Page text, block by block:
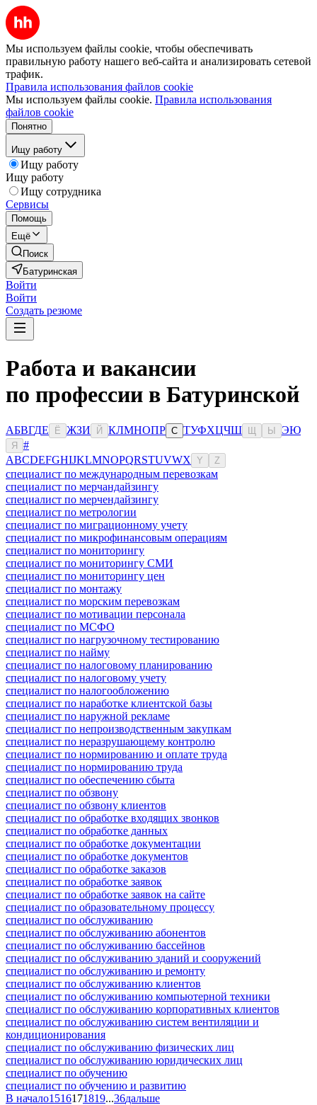
Мы используем файлы cookie, чтобы обеспечивать
правильную работу нашего веб-сайта и анализировать сетевой
трафик.
Правила использования файлов cookie
Мы используем файлы cookie. Правила использования
файлов cookie
Понятно
Ищу работу
Ищу работу
Ищу работу
Ищу сотрудника
Сервисы
Помощь
Ещё
Поиск
Батуринская
Войти
Войти
Создать резюме
Работа и вакансии
по профессии в Батуринской
АБВГДЕ Ё ЖЗИ Й КЛМНОПР С ТУФХЦЧШ Ы ЭЮ
Я
#
ABCDEFGHIJKLMNOPQRSTUVWX Y Z
специалист по международным перевозкам
специалист по мерчандайзингу
специалист по мерчендайзингу
специалист по метрологии
специалист по миграционному учету
специалист по микрофинансовым операциям
специалист по мониторингу
специалист по мониторингу СМИ
специалист по мониторингу цен
специалист по монтажу
специалист по морским перевозкам
специалист по мотивации персонала
специалист по МСФО
специалист по нагрузочному тестированию
специалист по найму
специалист по налоговому планированию
специалист по налоговому учету
специалист по налогообложению
специалист по наработке клиентской базы
специалист по наружной рекламе
специалист по непроизводственным закупкам
специалист по неразрушающему контролю
специалист по нормированию и оплате труда
специалист по нормированию труда
специалист по обеспечению сбыта
специалист по обзвону
специалист по обзвону клиентов
специалист по обработке входящих звонков
специалист по обработке данных
специалист по обработке документации
специалист по обработке документов
специалист по обработке заказов
специалист по обработке заявок
специалист по обработке заявок на сайте
специалист по образовательному процессу
специалист по обслуживанию
специалист по обслуживанию абонентов
специалист по обслуживанию бассейнов
специалист по обслуживанию зданий и сооружений
специалист по обслуживанию и ремонту
специалист по обслуживанию клиентов
специалист по обслуживанию компьютерной техники
специалист по обслуживанию корпоративных клиентов
специалист по обслуживанию систем вентиляции и
кондиционирования
специалист по обслуживанию физических лиц
специалист по обслуживанию юридических лиц
специалист по обучению
специалист по обучению и развитию
В начало1516171819...36дальше